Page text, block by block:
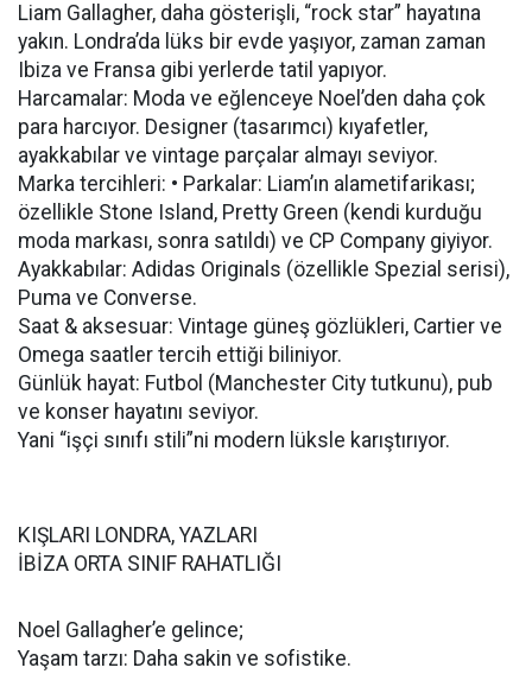
Liam Gallagher, daha gösterişli, “rock star” hayatına
yakın. Londra’da lüks bir evde yaşıyor, zaman zaman
Ibiza ve Fransa gibi yerlerde tatil yapıyor.
Harcamalar: Moda ve eğlenceye Noel’den daha çok
para harcıyor. Designer (tasarımcı) kıyafetler,
ayakkabılar ve vintage parçalar almayı seviyor.
Marka tercihleri: • Parkalar: Liam’ın alametifarikası;
özellikle Stone Island, Pretty Green (kendi kurduğu
moda markası, sonra satıldı) ve CP Company giyiyor.
Ayakkabılar: Adidas Originals (özellikle Spezial serisi),
Puma ve Converse.
Saat & aksesuar: Vintage güneş gözlükleri, Cartier ve
Omega saatler tercih ettiği biliniyor.
Günlük hayat: Futbol (Manchester City tutkunu), pub
ve konser hayatını seviyor.
Yani “işçi sınıfı stili”ni modern lüksle karıştırıyor.
KIŞLARI LONDRA, YAZLARI
İBİZA ORTA SINIF RAHATLIĞI
Noel Gallagher’e gelince;
Yaşam tarzı: Daha sakin ve sofistike.